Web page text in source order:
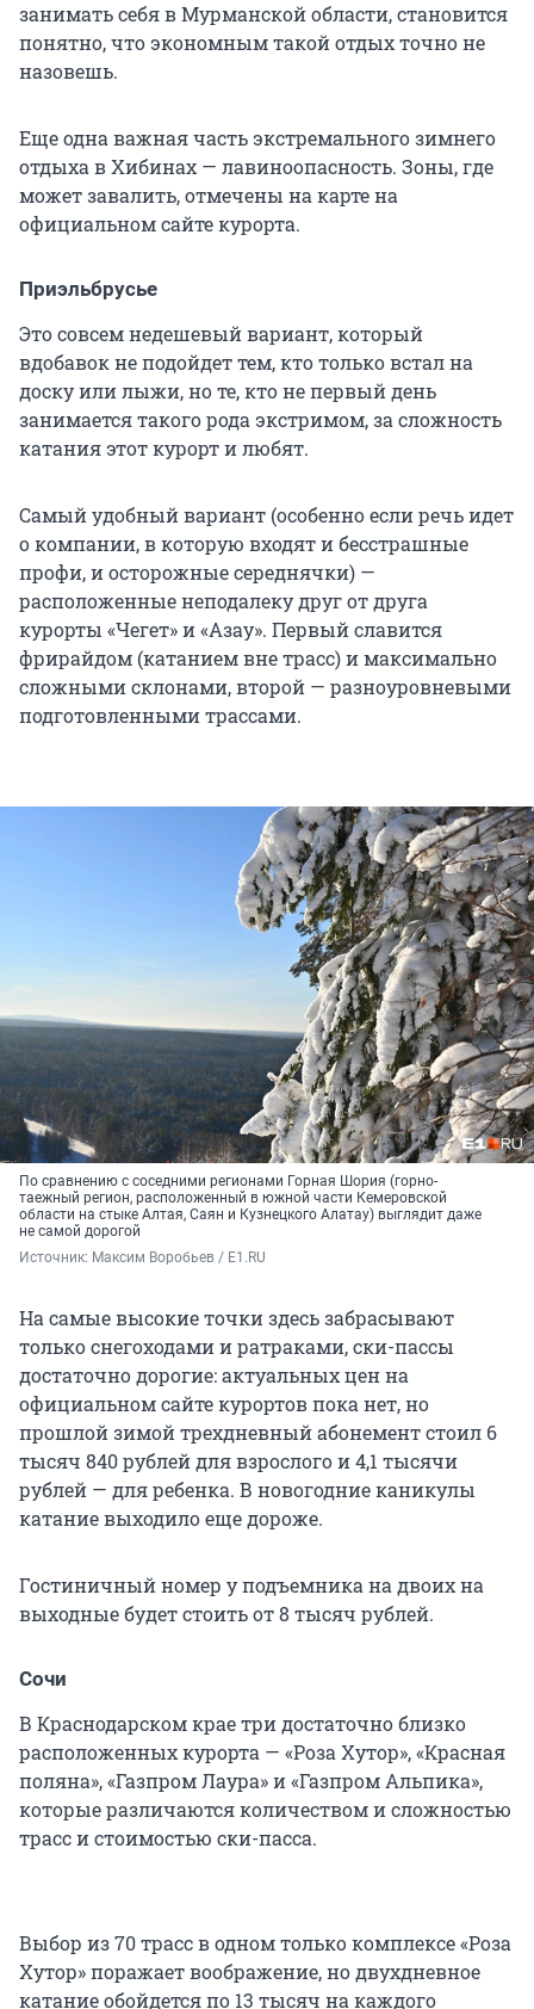
занимать себя в Мурманской области, становится
понятно, что экономным такой отдых точно не
назовешь.
Еще одна важная часть экстремального зимнего
отдыха в Хибинах — лавиноопасность. Зоны, где
может завалить, отмечены на карте на
официальном сайте курорта.
Приэльбрусье
Это совсем недешевый вариант, который
вдобавок не подойдет тем, кто только встал на
доску или лыжи, но те, кто не первый день
занимается такого рода экстримом, за сложность
катания этот курорт и любят.
Самый удобный вариант (особенно если речь идет
о компании, в которую входят и бесстрашные
профи, и осторожные середнячки) —
расположенные неподалеку друг от друга
курорты «Чегет» и «Азау». Первый славится
фрирайдом (катанием вне трасс) и максимально
сложными склонами, второй — разноуровневыми
подготовленными трассами.
По сравнению с соседними регионами Горная Шория (горно-
таежный регион, расположенный в южной части Кемеровской
области на стыке Алтая, Саян и Кузнецкого Алатау) выглядит даже
не самой дорогой
Источник: Максим Воробьев / E1.RU
На самые высокие точки здесь забрасывают
только снегоходами и ратраками, ски-пассы
достаточно дорогие: актуальных цен на
официальном сайте курортов пока нет, но
прошлой зимой трехдневный абонемент стоил 6
тысяч 840 рублей для взрослого и 4,1 тысячи
рублей — для ребенка. В новогодние каникулы
катание выходило еще дороже.
Гостиничный номер у подъемника на двоих на
выходные будет стоить от 8 тысяч рублей.
Сочи
В Краснодарском крае три достаточно близко
расположенных курорта — «Роза Хутор», «Красная
поляна», «Газпром Лаура» и «Газпром Альпика»,
которые различаются количеством и сложностью
трасс и стоимостью ски-пасса.
Выбор из 70 трасс в одном только комплексе «Роза
Хутор» поражает воображение, но двухдневное
катание обойдется по 13 тысяч на каждого